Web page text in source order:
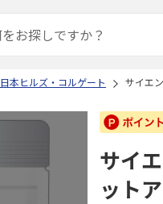
日本ヒルズ・コルゲート サイエ
サイ
ット